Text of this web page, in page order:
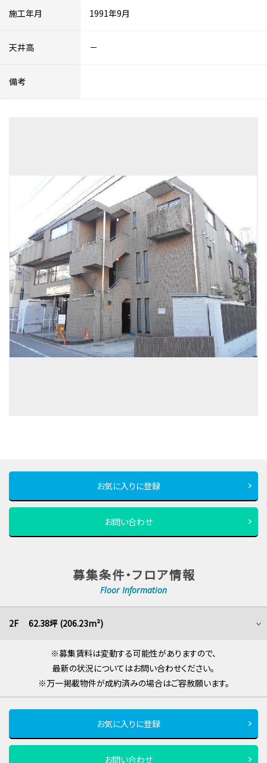
施工年月 1991年9月
天井高 －
備考
お気に入りに登録
お問い合わせ
募集条件・フロア情報
Floor Information
2F 62.38坪 (206.23m²)
※募集賃料は変動する可能性がありますので、
最新の状況についてはお問い合わせください。
※万一掲載物件が成約済みの場合はご容赦願います。
お気に入りに登録
お問い合わせ